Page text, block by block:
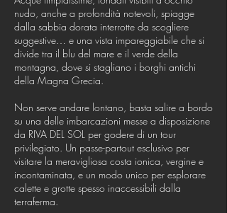
nudo, anche a profondità notevoli, spiagge
dalla sabbia dorata interrotte da scogliere
suggestive… e una vista impareggiabile che si
divide tra il blu del mare e il verde della
montagna, dove si stagliano i borghi antichi
della Magna Grecia.
Non serve andare lontano, basta salire a bordo
su una delle imbarcazioni messe a disposizione
da RIVA DEL SOL per godere di un tour
privilegiato. Un passe-partout esclusivo per
visitare la meravigliosa costa ionica, vergine e
incontaminata, e un modo unico per esplorare
calette e grotte spesso inaccessibili dalla
terraferma.